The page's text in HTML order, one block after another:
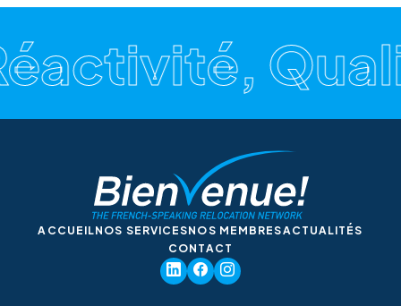
ACCUEILNOS SERVICESNOS MEMBRESACTUALITÉS
CONTACT